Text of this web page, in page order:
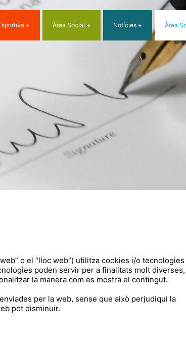
Àrea Social Notícies Àrea
o el “lloc web”) utilitza cookies i/o tecnologies
poden servir per a finalitats molt
la manera com es mostra el contingut.
per la web, sense que això perjudiqui la
pot disminuir.